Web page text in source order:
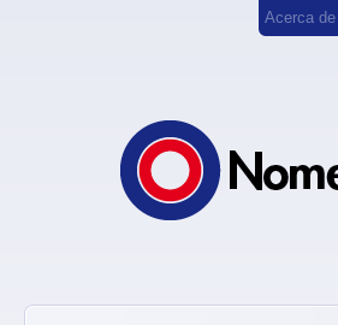
Acerca